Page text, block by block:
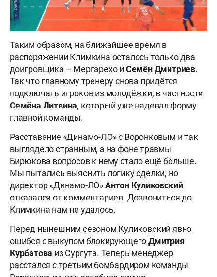
Таким образом, на ближайшее время в
распоряжении Климкина осталось только два
доигровщика – Мергарехо и Семён Дмитриев.
Так что главному тренеру снова придётся
подключать игроков из молодёжки, в частности
Семёна Литвина, который уже надевал форму
главной команды.
Расставание «Динамо-ЛО» с Воронковым и так
выглядело странным, а на фоне травмы
Бирюкова вопросов к нему стало ещё больше.
Мы пытались выяснить логику сделки, но
директор «Динамо-ЛО»Антон Куликовский
отказался от комментариев. Дозвониться до
Климкина нам не удалось.
Перед нынешним сезоном Куликовский явно
ошибся с выкупом блокирующегоДмитрия
Курбатова из Сургута. Теперь менеджер
расстался с третьим бомбардиром команды